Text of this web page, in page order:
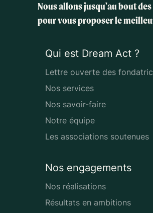
Nous allons jusqu'au bout des
pour vous proposer le
Qui est Dream Act ?
Lettre ouverte des
Nos services
Nos savoir-faire
Notre équipe
Les associations soutenues
Nos engagements
Nos réalisations
Résultats en ambitions